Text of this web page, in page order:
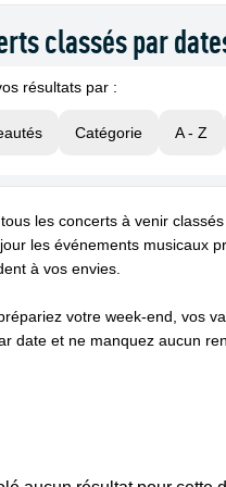
classés par
résultats par :
Catégorie A - Z
les concerts à venir
les événements musicaux
à vos envies.
votre week-end, vos
date et ne manquez aucun